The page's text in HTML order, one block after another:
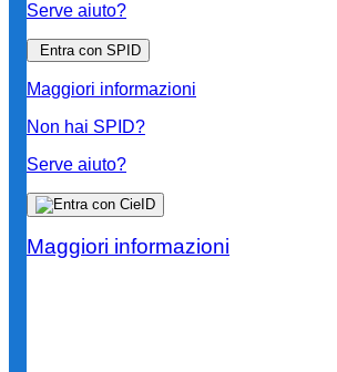
Serve aiuto?
Entra con SPID
Maggiori informazioni
Non hai SPID?
Serve aiuto?
Maggiori informazioni